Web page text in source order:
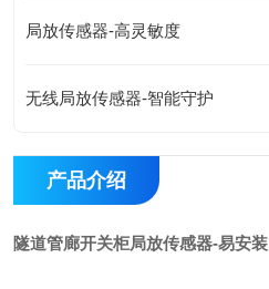
局放传感器-高灵敏度
无线局放传感器-智能守护
产品介绍
隧道管廊开关柜局放传感器-易安装